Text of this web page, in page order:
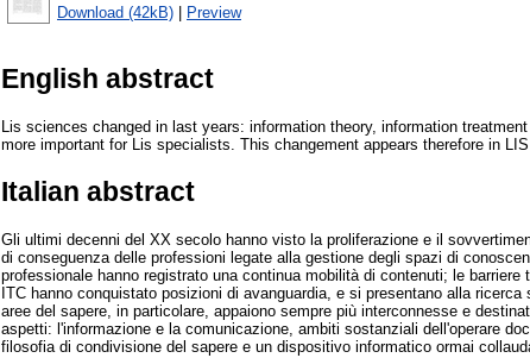
Download (42kB) | Preview
English abstract
Lis sciences changed in last years: information theory, information
more important for Lis specialists. This changement appears therefore in LIS
Italian abstract
Gli ultimi decenni del XX secolo hanno visto la proliferazione e il
di conseguenza delle professioni legate alla gestione degli spazi di
professionale hanno registrato una continua mobilità di contenuti; le
ITC hanno conquistato posizioni di avanguardia, e si presentano alla
aree del sapere, in particolare, appaiono sempre più interconnesse e
aspetti: l'informazione e la comunicazione, ambiti sostanziali dell'operare
filosofia di condivisione del sapere e un dispositivo informatico ormai